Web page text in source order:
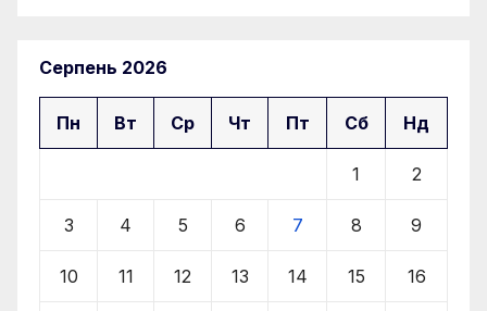
Серпень 2026
Пн Вт Ср Чт Пт Сб Нд
1 2
3 4 5 6 7 8 9
10 11 12 13 14 15 16